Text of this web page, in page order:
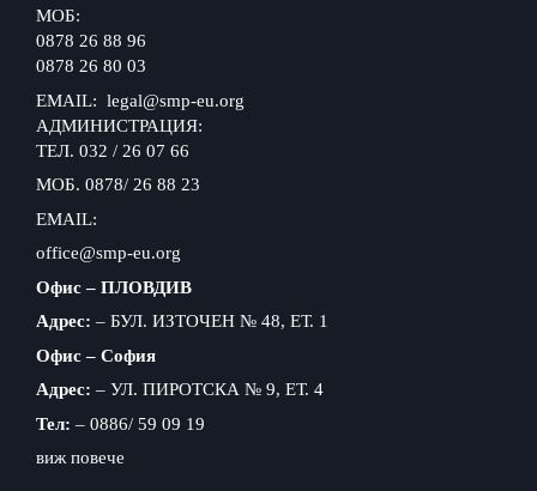
МОБ:
0878 26 88 96
0878 26 80 03
EMAIL: legal@smp-eu.org
АДМИНИСТРАЦИЯ:
ТЕЛ. 032 / 26 07 66
МОБ. 0878/ 26 88 23
EMAIL:
office@smp-eu.org
Офис – ПЛОВДИВ
Адрес: – БУЛ. ИЗТОЧЕН № 48, ЕТ. 1
Офис – София
Адрес: – УЛ. ПИРОТСКА № 9, ЕТ. 4
Тел: – 0886/ 59 09 19
виж повече